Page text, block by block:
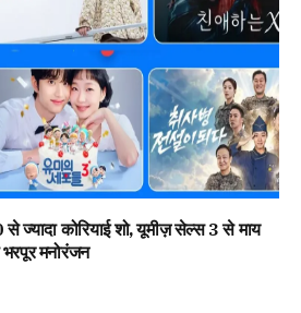
ज्यादा कोरियाई शो, यूमीज़ सेल्स 3 से माय
मनोरंजन